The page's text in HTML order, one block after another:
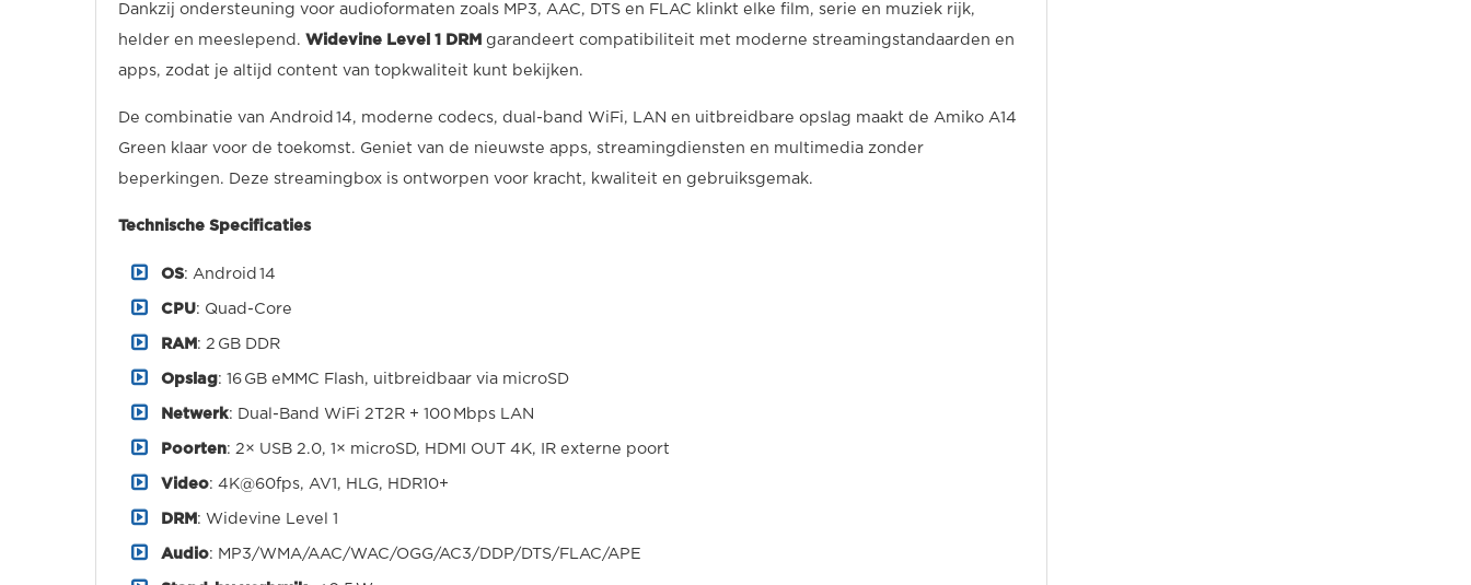
Dankzij ondersteuning voor audioformaten zoals MP3, AAC, DTS en FLAC klinkt elke film, serie en muziek rijk,
helder en meeslepend. Widevine Level 1 DRM garandeert compatibiliteit met moderne streamingstandaarden en
apps, zodat je altijd content van topkwaliteit kunt bekijken.
De combinatie van Android 14, moderne codecs, dual-band WiFi, LAN en uitbreidbare opslag maakt de Amiko A14
Green klaar voor de toekomst. Geniet van de nieuwste apps, streamingdiensten en multimedia zonder
beperkingen. Deze streamingbox is ontworpen voor kracht, kwaliteit en gebruiksgemak.
Technische Specificaties
OS: Android 14
CPU: Quad-Core
RAM : 2 GB DDR
Opslag: 16 GB eMMC Flash, uitbreidbaar via microSD
Netwerk: Dual-Band WiFi 2T2R + 100 Mbps LAN
Poorten: 2× USB 2.0, 1× microSD, HDMI OUT 4K, IR externe poort
Video: 4K@60fps, AV1, HLG, HDR10+
DRM : Widevine Level 1
Audio: MP3/WMA/AAC/WAC/OGG/AC3/DDP/DTS/FLAC/APE